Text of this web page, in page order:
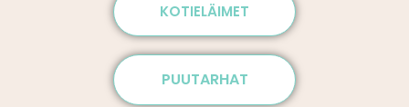
KOTIELÄIMET
PUUTARHAT